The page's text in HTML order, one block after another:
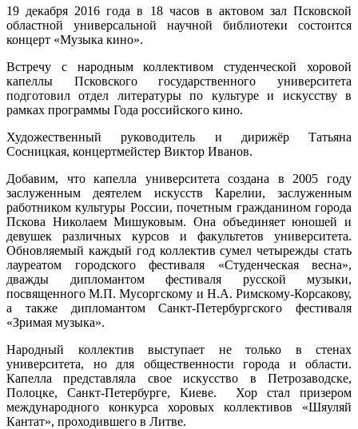
19 декабря 2016 года в 18 часов в актовом зал Псковской
областной универсальной научной библиотеки состоится
концерт «Музыка кино».
Встречу с народным коллективом студенческой хоровой
капеллы Псковского государственного университета
подготовил отдел литературы по культуре и искусству в
рамках программы Года российского кино.
Художественный руководитель и дирижёр Татьяна
Сосницкая, концертмейстер Виктор Иванов.
Добавим, что капелла университета создана в 2005 году
заслуженным деятелем искусств Карелии, заслуженным
работником культуры России, почетным гражданином города
Пскова Николаем Мишуковым. Она объединяет юношей и
девушек различных курсов и факультетов университета.
Обновляемый каждый год коллектив сумел четырежды стать
лауреатом городского фестиваля «Студенческая весна»,
дважды дипломантом фестиваля русской музыки,
посвященного М.П. Мусоргскому и Н.А. Римскому-Корсакову,
а также дипломантом Санкт-Петербургского фестиваля
«Зримая музыка».
Народный коллектив выступает не только в стенах
университета, но для общественности города и области.
Капелла представляла свое искусство в Петрозаводске,
Полоцке, Санкт-Петербурге, Киеве. Хор стал призером
международного конкурса хоровых коллективов «Шяуляй
Кантат», проходившего в Литве.